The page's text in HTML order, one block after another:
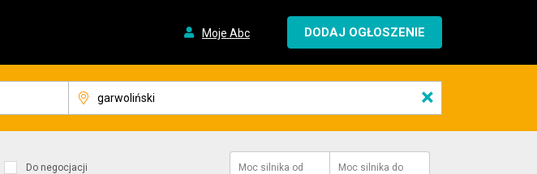
Moje Abc DODAJ OGŁOSZENIE
×
Do negocjacji Moc silnika od Moc silnika do